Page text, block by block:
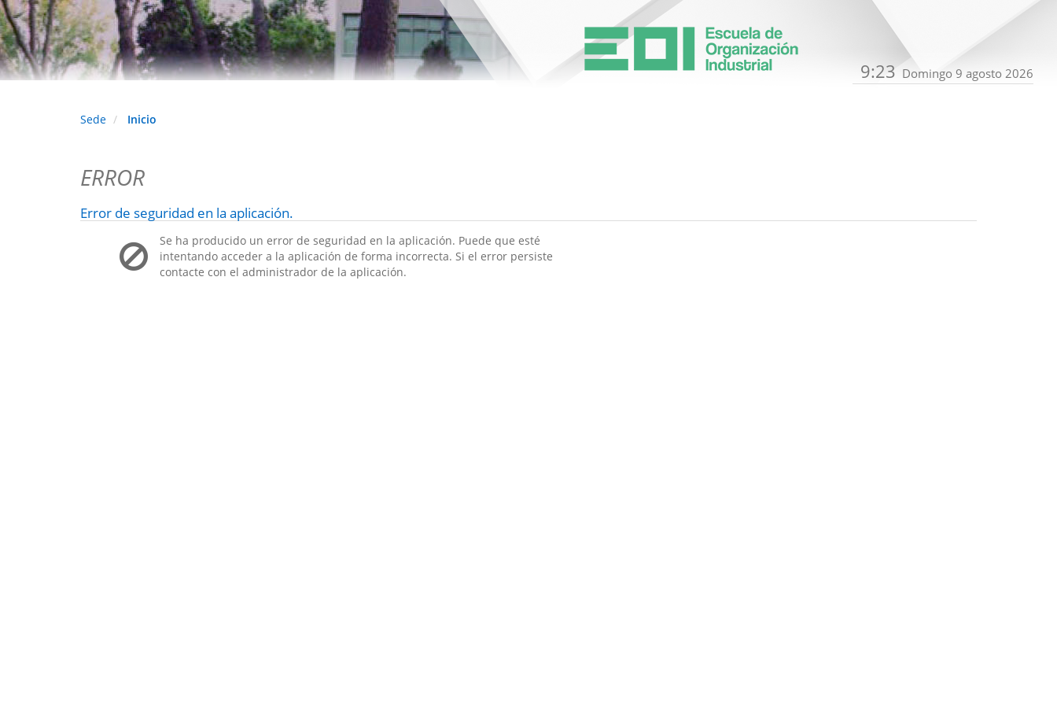
9:23 Domingo 9 agosto 2026
Sede Inicio
ERROR
Error de seguridad en la aplicación.
Se ha producido un error de seguridad en la aplicación. Puede que esté
intentando acceder a la aplicación de forma incorrecta. Si el error persiste
contacte con el administrador de la aplicación.